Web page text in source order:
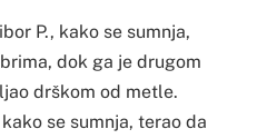
P., kako se sumnja,
dok ga je drugom
drškom od metle.
se sumnja, terao da